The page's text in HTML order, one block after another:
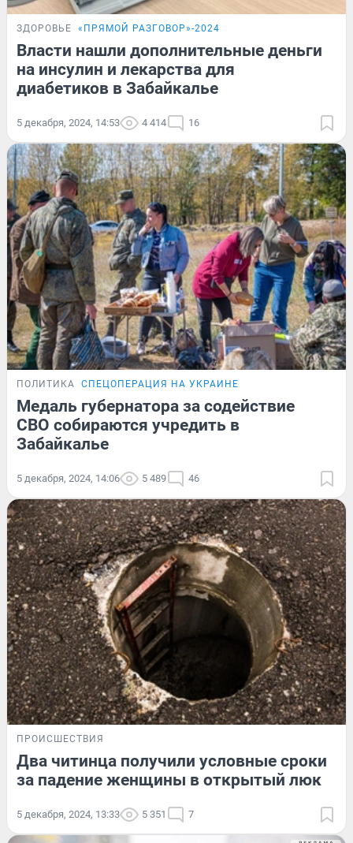
ЗДОРОВЬЕ «ПРЯМОЙ РАЗГОВОР»-2024
Власти нашли дополнительные деньги
на инсулин и лекарства для
диабетиков в Забайкалье
5 декабря, 2024, 14:53 4 414 16
ПОЛИТИКА СПЕЦОПЕРАЦИЯ НА УКРАИНЕ
Медаль губернатора за содействие
СВО собираются учредить в
Забайкалье
5 декабря, 2024, 14:06 5 489 46
ПРОИСШЕСТВИЯ
Два читинца получили условные сроки
за падение женщины в открытый люк
5 декабря, 2024, 13:33 5 351 7